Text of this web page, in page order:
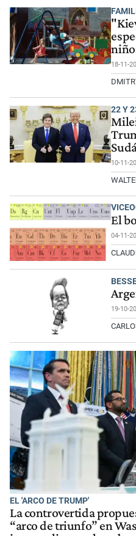
18-11-
22 Y
10-11-
El
04-11-
19-10-
EL 'ARCO DE TRUMP'
La controvertida
“arco de triunfo” en